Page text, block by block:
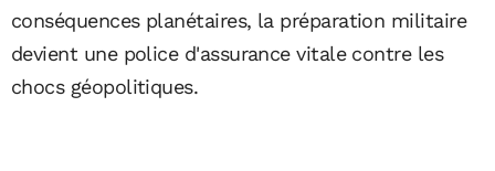
conséquences planétaires, la préparation militaire
devient une police d'assurance vitale contre les
chocs géopolitiques.